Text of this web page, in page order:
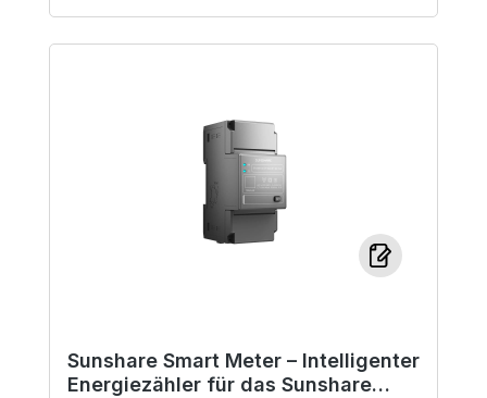
Sunshare Smart Meter – Intelligenter
Energiezähler für das Sunshare